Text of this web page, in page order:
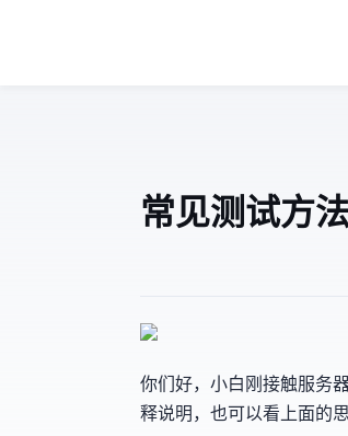
常见VPS测试方
MJJ你们好，小白刚接触服
释说明，也可以看上面的